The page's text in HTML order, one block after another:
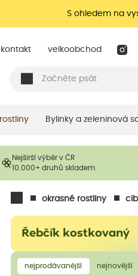
S ohledem na
kontakt velkoobchod
Bylinky a zeleninová
Nejširší výběr v ČR
10.000+ druhů skladem
okrasné rostliny
Řebčík kostkovaný
nejprodávanější nejnovější